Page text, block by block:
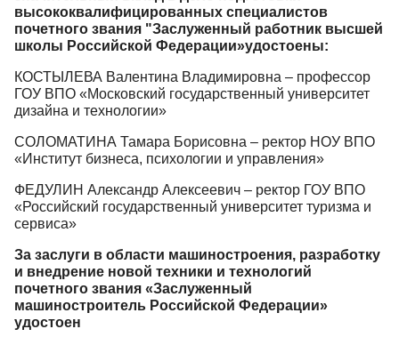
высококвалифицированных специалистов
почетного звания "Заслуженный работник высшей
школы Российской Федерации»удостоены:
КОСТЫЛЕВА Валентина Владимировна – профессор
ГОУ ВПО «Московский государственный университет
дизайна и технологии»
СОЛОМАТИНА Тамара Борисовна – ректор НОУ ВПО
«Институт бизнеса, психологии и управления»
ФЕДУЛИН Александр Алексеевич – ректор ГОУ ВПО
«Российский государственный университет туризма и
сервиса»
За заслуги в области машиностроения, разработку
и внедрение новой техники и технологий
почетного звания «Заслуженный
машиностроитель Российской Федерации»
удостоен